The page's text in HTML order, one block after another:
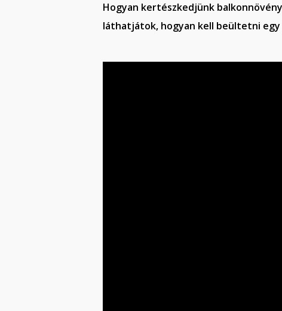
Hogyan kertészkedjünk
láthatjátok, hogyan kell beültetni